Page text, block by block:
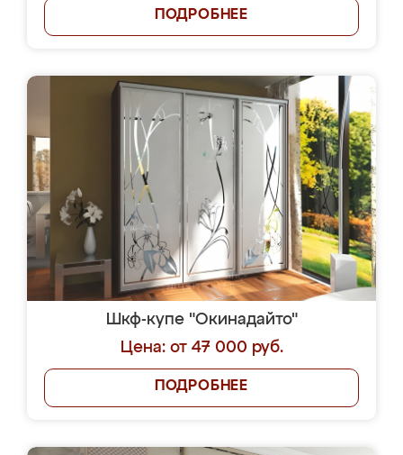
ПОДРОБНЕЕ
Шкф-купе "Окинадайто"
Цена: от 47 000 руб.
ПОДРОБНЕЕ